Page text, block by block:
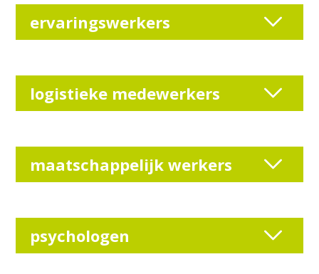
ervaringswerkers
logistieke medewerkers
maatschappelijk werkers
psychologen